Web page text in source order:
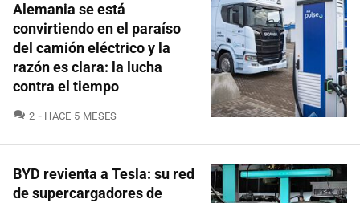
Alemania se está
convirtiendo en el paraíso
del camión eléctrico y la
razón es clara: la lucha
contra el tiempo
2 COMENTARIOS
HACE 5 MESES
BYD revienta a Tesla: su red
de supercargadores de